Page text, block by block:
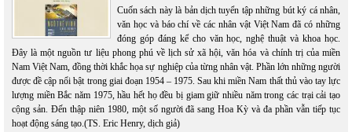
Cuốn sách này là bản dịch tuyển tập những bút ký cá nhân,
văn học và báo chí về các nhân vật Việt Nam đã có những
đóng góp đáng kể cho văn học, nghệ thuật và khoa học.
Đây là một nguồn tư liệu phong phú về lịch sử xã hội, văn hóa và chính trị của miền
Nam Việt Nam, đồng thời khắc họa sự nghiệp của từng nhân vật. Phần lớn những người
được đề cập nổi bật trong giai đoạn 1954 – 1975. Sau khi miền Nam thất thủ vào tay lực
lượng miền Bắc năm 1975, hầu hết họ đều bị giam giữ nhiều năm trong các trại cải tạo
cộng sản. Đến thập niên 1980, một số người đã sang Hoa Kỳ và đa phần vẫn tiếp tục
hoạt động sáng tạo.(TS. Eric Henry, dịch giả)